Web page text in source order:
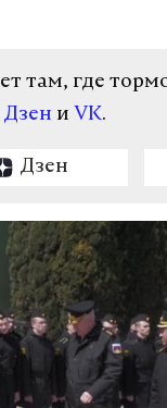
там, где
Дзен и VK.
Дзен